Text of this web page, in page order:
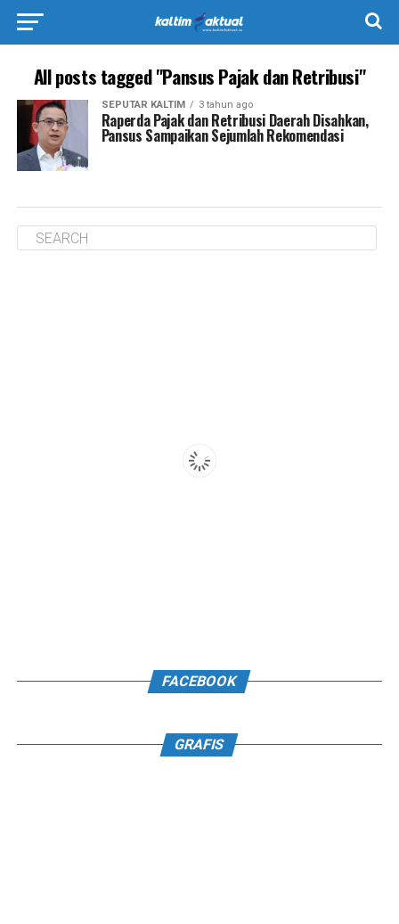
All posts tagged "Pansus Pajak dan Retribusi"
SEPUTAR KALTIM 3 tahun ago
Raperda Pajak dan Retribusi Daerah Disahkan,
Pansus Sampaikan Sejumlah Rekomendasi
FACEBOOK
GRAFIS